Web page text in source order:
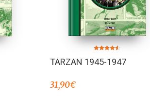
4.50
de 5
TARZAN 1945-1947
31,90€